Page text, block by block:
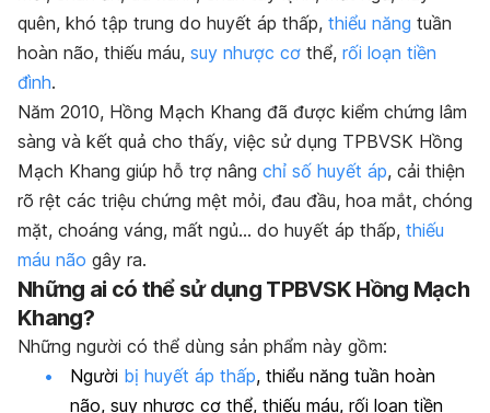
quên, khó tập trung do huyết áp thấp, thiểu năng tuần
hoàn não, thiếu máu, suy nhược cơ thể, rối loạn tiền
đình.
Năm 2010, Hồng Mạch Khang đã được kiểm chứng lâm
sàng và kết quả cho thấy, việc sử dụng TPBVSK Hồng
Mạch Khang giúp hỗ trợ nâng chỉ số huyết áp, cải thiện
rõ rệt các triệu chứng mệt mỏi, đau đầu, hoa mắt, chóng
mặt, choáng váng, mất ngủ… do huyết áp thấp, thiếu
máu não gây ra.
Những ai có thể sử dụng TPBVSK Hồng Mạch
Khang?
Những người có thể dùng sản phẩm này gồm:
Người bị huyết áp thấp, thiểu năng tuần hoàn
não, suy nhược cơ thể, thiếu máu, rối loạn tiền